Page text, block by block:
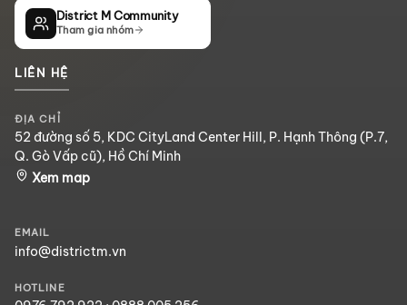
District M Community
Tham gia nhóm
LIÊN HỆ
ĐỊA CHỈ
52 đường số 5, KDC CityLand Center Hill, P. Hạnh Thông (P.7,
Q. Gò Vấp cũ), Hồ Chí Minh
Xem map
EMAIL
info@districtm.vn
HOTLINE